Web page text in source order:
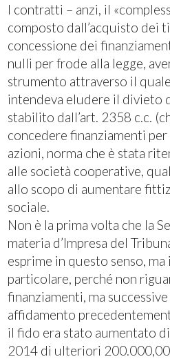
I contratti – anzi, il
composto dall’acquisto dei
concessione dei
nulli per frode alla legge,
strumento attraverso il
intendeva eludere il divieto
stabilito dall’art. 2358 c.c.
concedere finanziamenti
azioni, norma che è stata
alle società cooperative,
allo scopo di aumentare
sociale.
Non è la prima volta che la
materia d’Impresa del
esprime in questo senso, ma
particolare, perché non
finanziamenti, ma
affidamento
il fido era stato aumentato
2014 di ulteriori